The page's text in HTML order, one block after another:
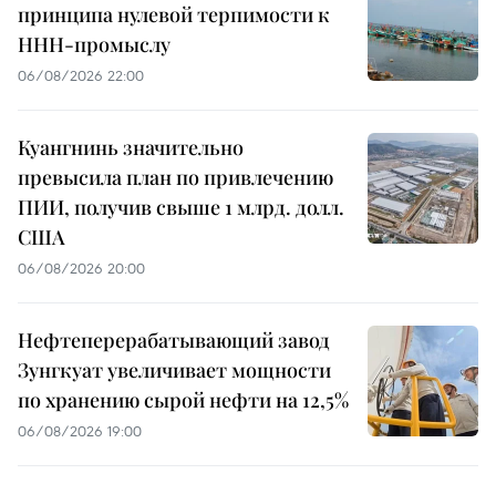
принципа нулевой терпимости к
ННН-промыслу
06/08/2026 22:00
Куангнинь значительно
превысила план по привлечению
ПИИ, получив свыше 1 млрд. долл.
США
06/08/2026 20:00
Нефтеперерабатывающий завод
Зунгкуат увеличивает мощности
по хранению сырой нефти на 12,5%
06/08/2026 19:00